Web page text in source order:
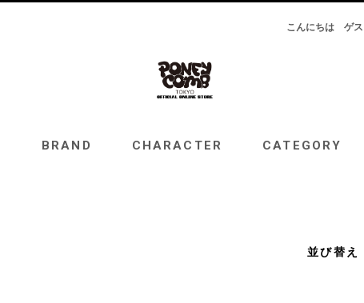
こんにちはゲ
BRAND CHARACTER CATEGORY
並び替え